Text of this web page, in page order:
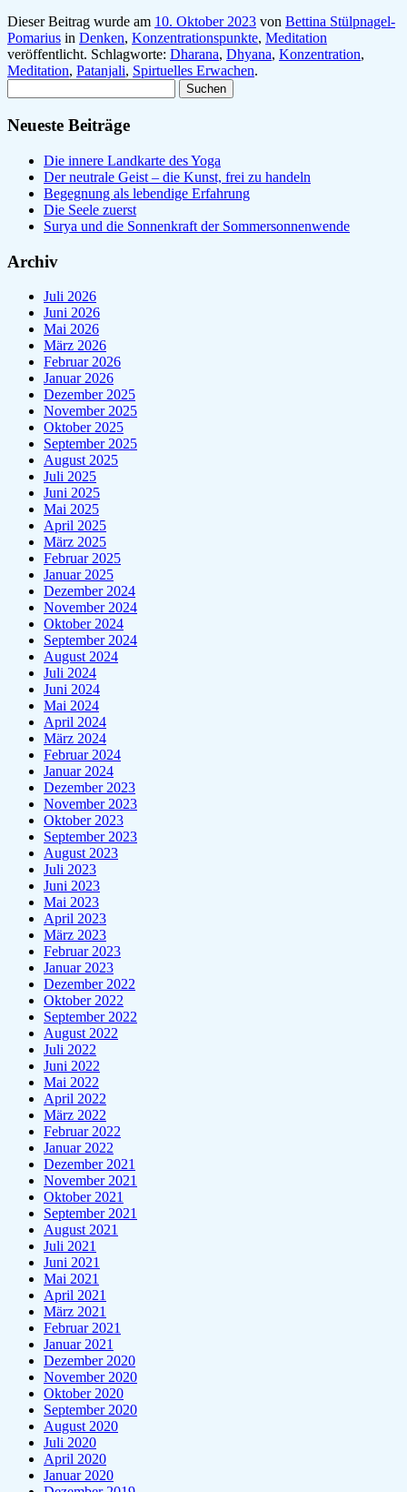
Dieser Beitrag wurde am 10. Oktober 2023 von Bettina Stülpnagel-
Pomarius in Denken, Konzentrationspunkte, Meditation
veröffentlicht. Schlagworte: Dharana, Dhyana, Konzentration,
Meditation, Patanjali, Spirtuelles Erwachen.
nach:
Neueste Beiträge
Die innere Landkarte des Yoga
Der neutrale Geist – die Kunst, frei zu handeln
Begegnung als lebendige Erfahrung
Die Seele zuerst
Surya und die Sonnenkraft der Sommersonnenwende
Archiv
Juli 2026
Juni 2026
Mai 2026
März 2026
Februar 2026
Januar 2026
Dezember 2025
November 2025
Oktober 2025
September 2025
August 2025
Juli 2025
Juni 2025
Mai 2025
April 2025
März 2025
Februar 2025
Januar 2025
Dezember 2024
November 2024
Oktober 2024
September 2024
August 2024
Juli 2024
Juni 2024
Mai 2024
April 2024
März 2024
Februar 2024
Januar 2024
Dezember 2023
November 2023
Oktober 2023
September 2023
August 2023
Juli 2023
Juni 2023
Mai 2023
April 2023
März 2023
Februar 2023
Januar 2023
Dezember 2022
Oktober 2022
September 2022
August 2022
Juli 2022
Juni 2022
Mai 2022
April 2022
März 2022
Februar 2022
Januar 2022
Dezember 2021
November 2021
Oktober 2021
September 2021
August 2021
Juli 2021
Juni 2021
Mai 2021
April 2021
März 2021
Februar 2021
Januar 2021
Dezember 2020
November 2020
Oktober 2020
September 2020
August 2020
Juli 2020
April 2020
Januar 2020